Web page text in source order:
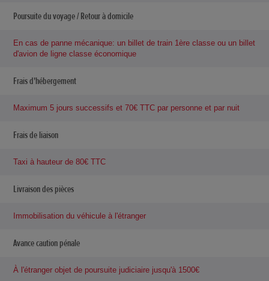
Poursuite du voyage / Retour à domicile
En cas de panne mécanique: un billet de train 1ère classe ou un billet
d'avion de ligne classe économique
Frais d'hébergement
Maximum 5 jours successifs et 70€ TTC par personne et par nuit
Frais de liaison
Taxi à hauteur de 80€ TTC
Livraison des pièces
Immobilisation du véhicule à l'étranger
Avance caution pénale
À l'étranger objet de poursuite judiciaire jusqu'à 1500€